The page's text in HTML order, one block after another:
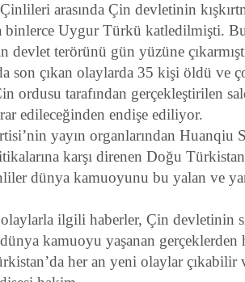
arasında Çin devletinin
binlerce Uygur Türkü katledilmişti.
devlet terörünü gün yüzüne
son çıkan olaylarda 35 kişi öldü ve
ordusu tarafından gerçekleştirilen
edileceğinden endişe ediliyor.
yayın organlarından Huanqiu
karşı direnen Doğu
dünya kamuoyunu bu yalan ve
ilgili haberler, Çin devletinin
kamuoyu yaşanan
her an yeni olaylar